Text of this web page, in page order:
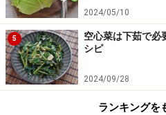
4
戻った黒豆を煮る
2024/05/10
5
空心菜は下茹で必
シピ
2024/09/28
ランキングを